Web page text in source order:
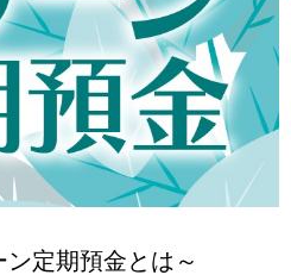
定期預金とは～